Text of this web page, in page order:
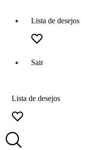
Lista de desejos
Sair
Lista de desejos